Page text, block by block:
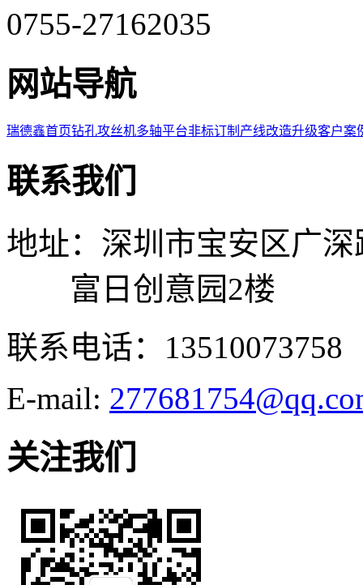
0755-27162035
网站导航
瑞德鑫首页钻孔攻丝机多轴平台非标订制 产线改造升级客户案
联系我们
地址：深圳市宝安区广
富日创意园2楼
联系电话：13510073758
E-mail:
关注我们